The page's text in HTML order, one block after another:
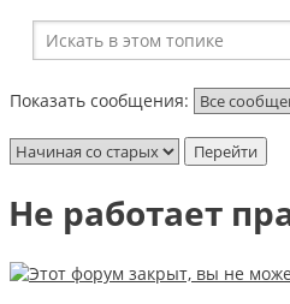
Показать сообщения:
Не работает